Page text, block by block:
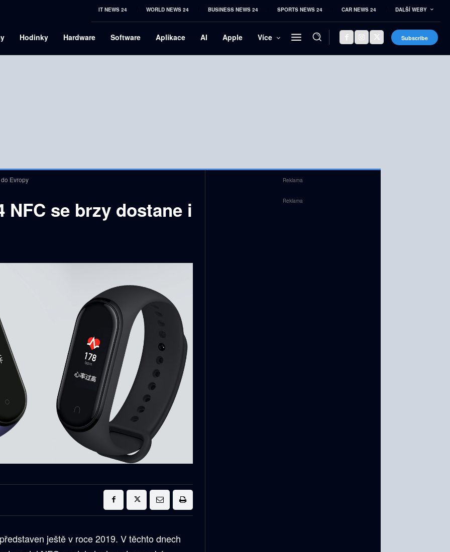
IT NEWS 24 WORLD NEWS 24 BUSINESS NEWS 24 SPORTS NEWS 24 CAR NEWS 24 DALŠÍ WEBY
Hodinky Hardware Software Aplikace AI Apple Více Subscribe
Evropy
NFC se brzy dostane i
ještě v roce 2019. V těchto dnech
Reklama
Reklama